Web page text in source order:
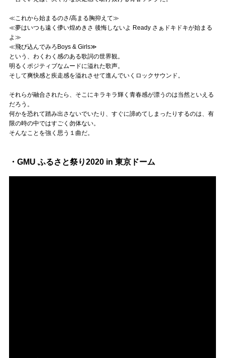
≪これから始まるのさ/高まる胸抑えて≫
≪夢はいつも遠く儚い煌めきさ 後悔しないよ Ready さぁドキドキが始まる
よ≫
≪飛び込んでみろBoys & Girls≫
という、わくわく感のある歌詞の世界観。
明るくポジティブなムードに溢れた歌声。
そして爽快感と疾走感を溢れさせて進んでいくロックサウンド。
それらが融合されたら、そこにキラキラ輝く青春感が漂うのは当然といえる
だろう。
何かを恐れて踏み出さないでいたり、すぐに諦めてしまったりするのは、有
限の時の中ではすごく勿体ない。
そんなことを強く思う１曲だ。
・GMU ふるさと祭り2020 in 東京ドーム